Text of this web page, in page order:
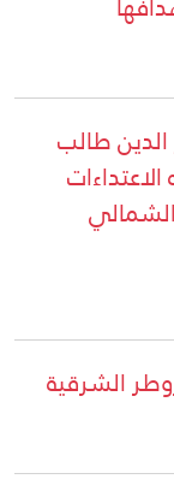
الدين طالب
الشمالي
الشرقية